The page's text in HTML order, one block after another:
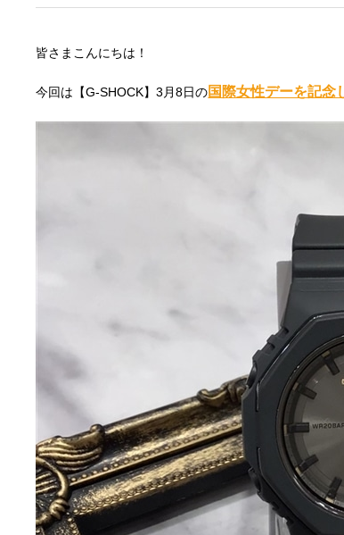
皆さまこんにちは！
今回は【G-SHOCK】3月8日の国際女性デーを記念